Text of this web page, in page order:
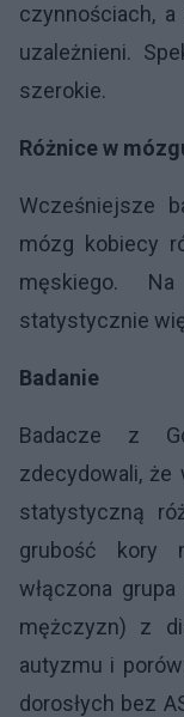
czynnościach,
uzależnieni.
szerokie.
Różnice w
Wcześniejsze
mózg kobiecy
męskiego.
statystycznie
Badanie
Badacze z
zdecydowali, że
statystyczną
grubość kory
włączona
mężczyzn) z
autyzmu i
dorosłych bez